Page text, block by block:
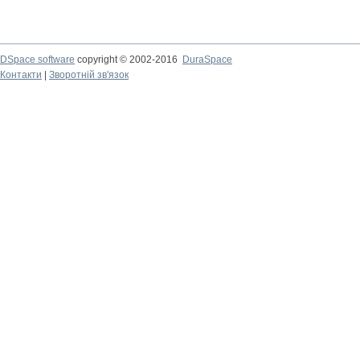
DSpace software copyright © 2002-2016
DuraSpace
Контакти
Зворотній зв'язок